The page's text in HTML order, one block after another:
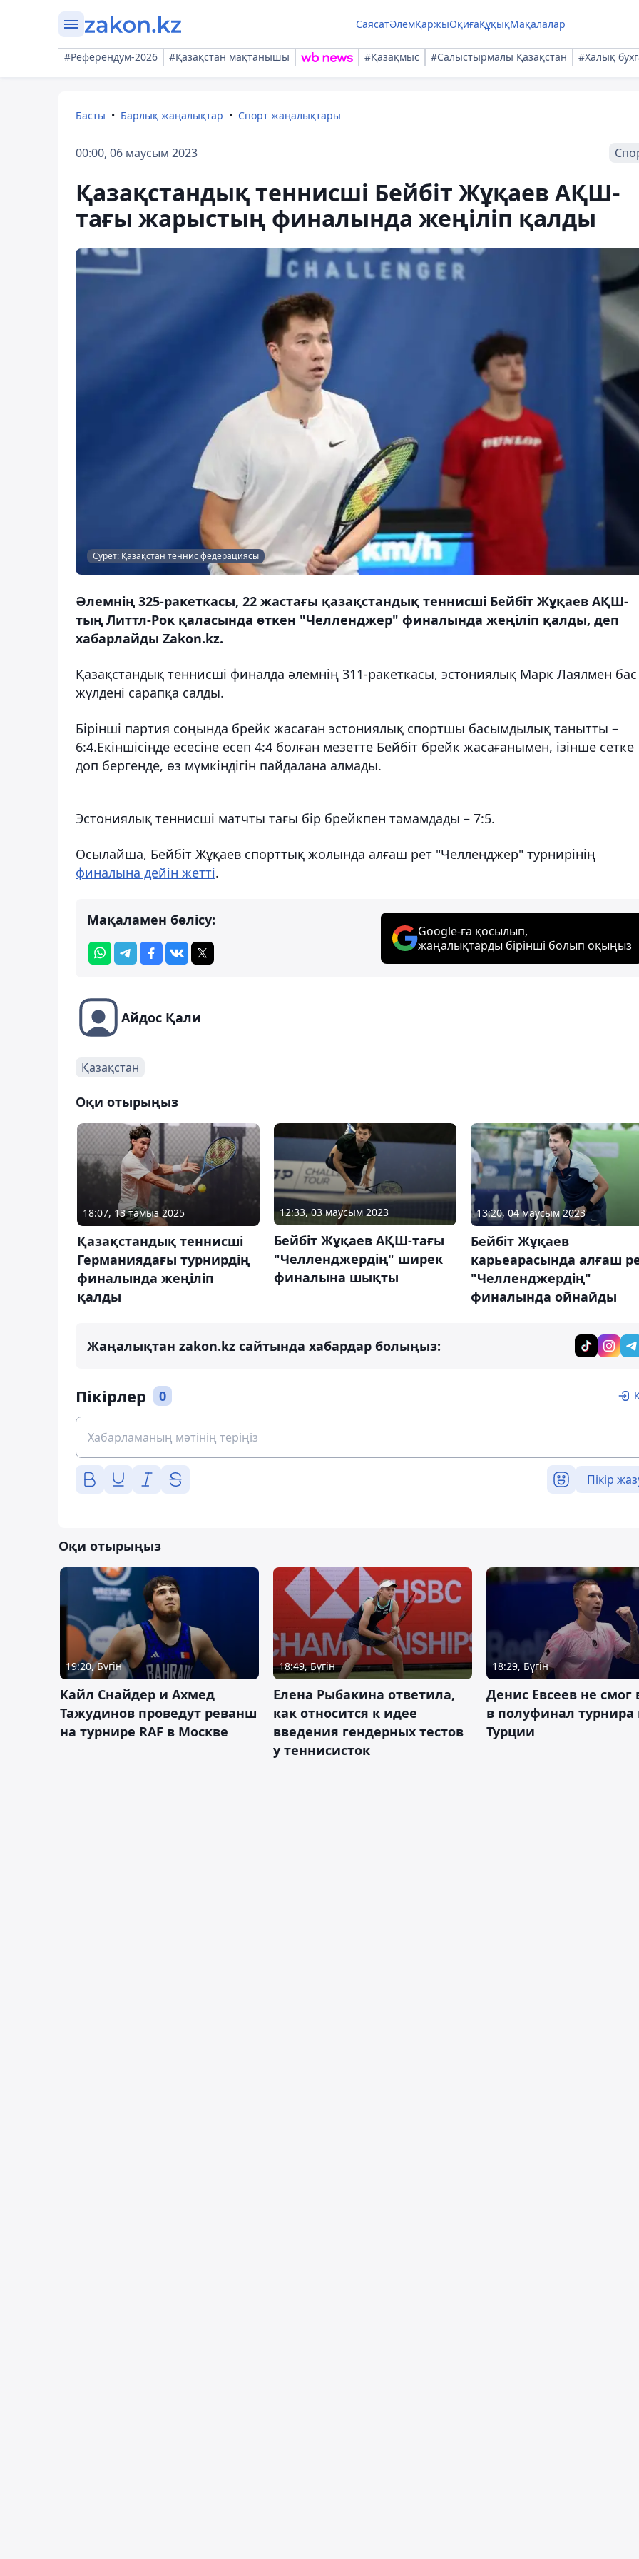
СаясатӘлемҚаржыОқиғаҚұқықМақалалар
#Референдум-2026 #Қазақстан мақтанышы #Қазақмыс #Салыстырмалы Қазақстан #Халық
Басты Барлық жаңалықтар Спорт жаңалықтары
00:00, 06 маусым 2023
Қазақстандық теннисші Бейбіт Жұқаев АҚШ-
тағы жарыстың финалында жеңіліп қалды
Сурет: Қазақстан теннис федерациясы
Әлемнің 325-ракеткасы, 22 жастағы қазақстандық теннисші Бейбіт Жұқаев АҚШ-
тың Литтл-Рок қаласында өткен "Челленджер" финалында жеңіліп қалды, деп
хабарлайды Zakon.kz.
Қазақстандық теннисші финалда әлемнің 311-ракеткасы, эстониялық Марк Лаялмен бас
жүлдені сарапқа салды.
Бірінші партия соңында брейк жасаған эстониялық спортшы басымдылық танытты –
6:4.Екіншісінде есесіне есеп 4:4 болған мезетте Бейбіт брейк жасағанымен, ізінше сетке
доп бергенде, өз мүмкіндігін пайдалана алмады.
Эстониялық теннисші матчты тағы бір брейкпен тәмамдады – 7:5.
Осылайша, Бейбіт Жұқаев спорттық жолында алғаш рет "Челленджер" турнирінің
финалына дейін жетті.
Мақаламен бөлісу:
Google-ға қосылып,
жаңалықтарды бірінші болып оқыңыз
Айдос Қали
Қазақстан
Оқи отырыңыз
18:07, 13 тамыз 2025
Қазақстандық теннисші
Германиядағы турнирдің
финалында жеңіліп
қалды
12:33, 03 маусым 2023
Бейбіт Жұқаев АҚШ-тағы
"Челленджердің" ширек
финалына шықты
13:20, 04 маусым 2023
Бейбіт Жұқаев
карьеарасында алғаш
"Челленджердің"
финалында ойнайды
Жаңалықтан zakon.kz сайтында хабардар болыңыз:
Пікірлер 0
Пікір
Оқи отырыңыз
19:20, Бүгін
Кайл Снайдер и Ахмед
Тажудинов проведут реванш
на турнире RAF в Москве
18:49, Бүгін
Елена Рыбакина ответила,
как относится к идее
введения гендерных тестов
у теннисисток
18:29, Бүгін
Денис Евсеев не
в полуфинал турнира
Турции